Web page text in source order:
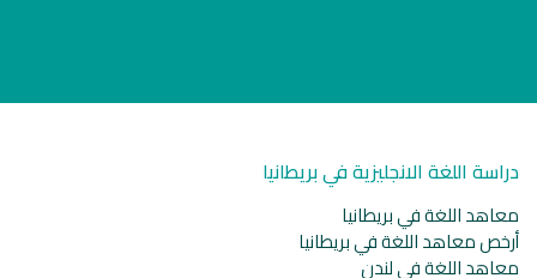
دراسة اللغة الانجليزية في بريطانيا
معاهد اللغة في بريطانيا
أرخص معاهد اللغة في بريطانيا
معاهد اللغة في لندن